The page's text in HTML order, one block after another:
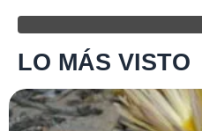
LO MÁS VISTO